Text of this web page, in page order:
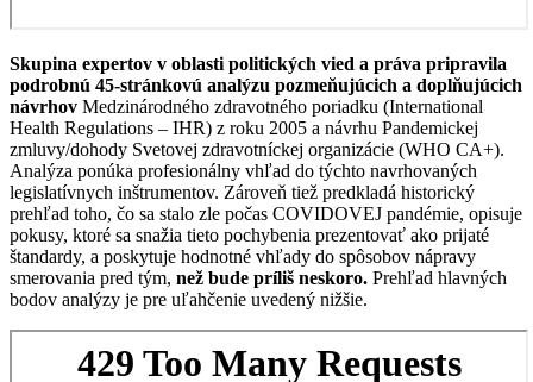
Skupina expertov v oblasti politických vied a práva pripravila
podrobnú 45-stránkovú analýzu pozmeňujúcich a doplňujúcich
návrhov Medzinárodného zdravotného poriadku (International
Health Regulations – IHR) z roku 2005 a návrhu Pandemickej
zmluvy/dohody Svetovej zdravotníckej organizácie (WHO CA+).
Analýza ponúka profesionálny vhľad do týchto navrhovaných
legislatívnych inštrumentov. Zároveň tiež predkladá historický
prehľad toho, čo sa stalo zle počas COVIDOVEJ pandémie, opisuje
pokusy, ktoré sa snažia tieto pochybenia prezentovať ako prijaté
štandardy, a poskytuje hodnotné vhľady do spôsobov nápravy
smerovania pred tým, než bude príliš neskoro. Prehľad hlavných
bodov analýzy je pre uľahčenie uvedený nižšie.